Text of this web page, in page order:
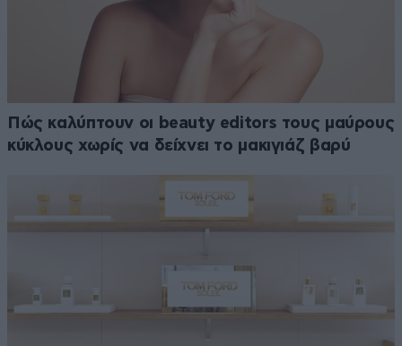
Πώς καλύπτουν οι beauty editors τους μαύρους
κύκλους χωρίς να δείχνει το μακιγιάζ βαρύ